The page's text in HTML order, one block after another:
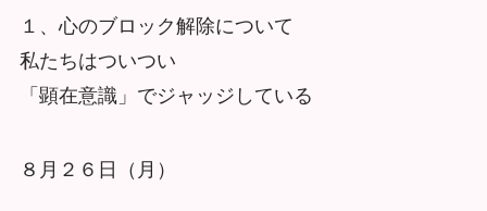
１、心のブロック解除について
私たちはついつい
「顕在意識」でジャッジしている
８月２６日（月）